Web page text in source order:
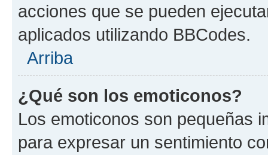
acciones que se pueden
aplicados utilizando BBCodes.
Arriba
¿Qué son los emoticonos?
Los emoticonos son pequeñas
para expresar un sentimiento